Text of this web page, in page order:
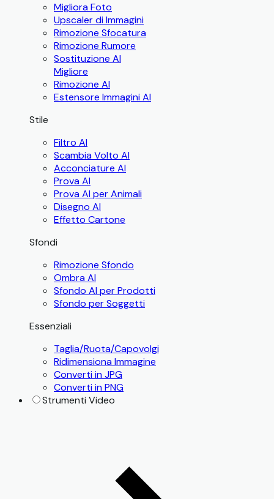
Migliora Foto
Upscaler di Immagini
Rimozione Sfocatura
Rimozione Rumore
Sostituzione AI
Migliore
Rimozione AI
Estensore Immagini AI
Stile
Filtro AI
Scambia Volto AI
Acconciature AI
Prova AI
Prova AI per Animali
Disegno AI
Effetto Cartone
Sfondi
Rimozione Sfondo
Ombra AI
Sfondo AI per Prodotti
Sfondo per Soggetti
Essenziali
Taglia/Ruota/Capovolgi
Ridimensiona Immagine
Converti in JPG
Converti in PNG
Strumenti Video